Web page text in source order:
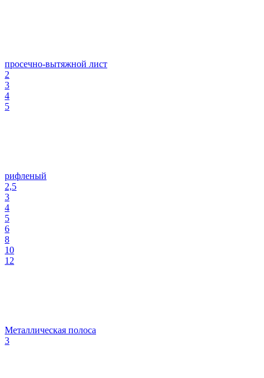
просечно-вытяжной лист
2
3
4
5
рифленый
2,5
3
4
5
6
8
10
12
Металлическая полоса
3